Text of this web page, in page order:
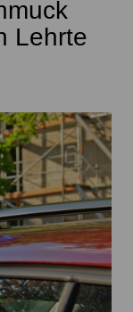
Lehrte